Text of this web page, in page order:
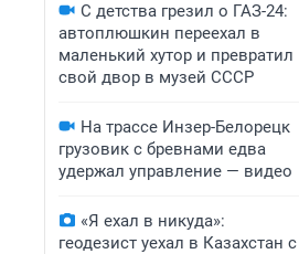
С детства грезил о ГАЗ-24:
автоплюшкин переехал в
маленький хутор и превратил
свой двор в музей СССР
На трассе Инзер-Белорецк
грузовик с бревнами едва
удержал управление — видео
«Я ехал в никуда»:
геодезист уехал в Казахстан с